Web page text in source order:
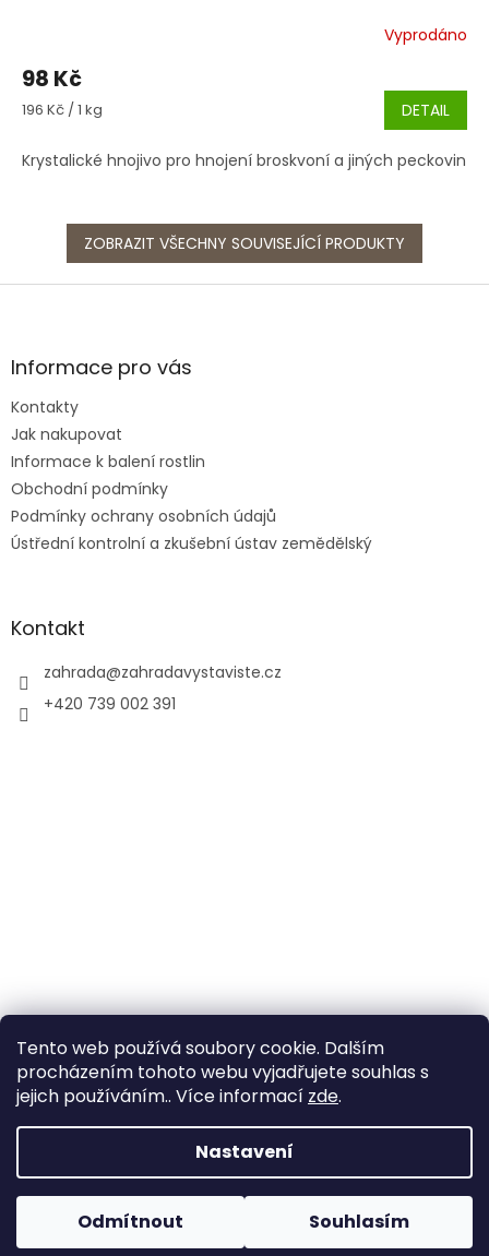
Tento web používá soubory cookie. Dalším
procházením tohoto webu vyjadřujete souhlas s
jejich používáním.. Více informací zde.
Nastavení
Odmítnout Souhlasím
Vyprodáno
98 Kč
Měrná
196 Kč / 1 kg DETAIL
Krystalické hnojivo pro hnojení broskvoní a jiných peckovin
ZOBRAZIT VŠECHNY SOUVISEJÍCÍ PRODUKTY
Z
aInformace pro vás
Kontakty
Jak nakupovat
Informace k balení rostlin
Obchodní podmínky
Podmínky ochrany osobních údajů
Ústřední kontrolní a zkušební ústav zemědělský
Kontakt
zahrada@zahradavystaviste.cz
+420 739 002 391
Copyright 2026Zahrada Výstaviště. Všechna práva
vyhrazena.
Upravit nastavení cookies